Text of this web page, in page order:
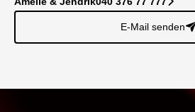
E-Mail senden